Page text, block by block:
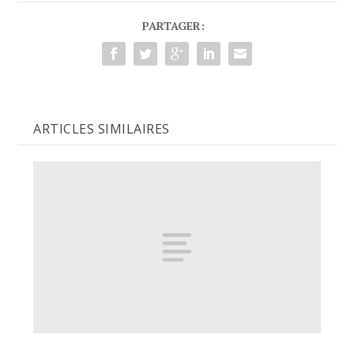
PARTAGER:
ARTICLES SIMILAIRES